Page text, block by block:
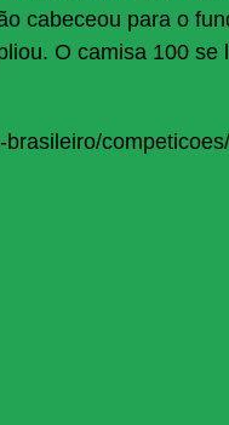
cabeceou para o
O camisa 100